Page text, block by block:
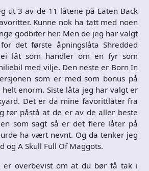
ut 3 av de 11 låtene på Eaten Back
Kunne nok ha tatt med noen
godbiter her. Men de jeg har valgt
det første åpningslåta Shredded
låt som handler om en fyr som
med vilje. Den neste er Born In
som er med som bonus på
enorm. Siste låta jeg har valgt er
Det er da mine favorittlåter fra
tør påstå at de er av de aller beste
som sagt så er det flere låter på
ha vært nevnt. Og da tenker jeg
og A Skull Full Of Maggots.
er overbevist om at du bør få tak i